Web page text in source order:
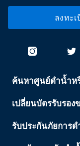
ลงทะ
PADI
ค้นหาศูนย์ดำน้ำห
เปลี่ยนบัตรรับรอ
รับประกันภัยการด